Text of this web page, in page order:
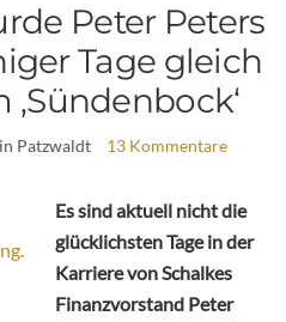
Peter Peters
Tage gleich
Patzwaldt 13 Kommentare
Es sind aktuell nicht die
glücklichsten Tage in der
Karriere von Schalkes
Finanzvorstand Peter